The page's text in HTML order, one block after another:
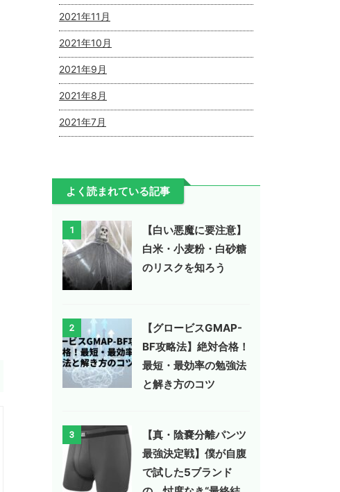
2021年11月
2021年10月
2021年9月
2021年8月
2021年7月
よく読まれている記事
1
【白い悪魔に要注意】
白米・小麦粉・白砂糖
のリスクを知ろう
2
【グロービスGMAP-
BF攻略法】絶対合格！
最短・最効率の勉強法
と解き方のコツ
3
【真・陰嚢分離パンツ
最強決定戦】僕が自腹
で試した5ブランド